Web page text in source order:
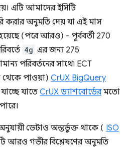
এটি আমাদের ইসিটি
করার অনুমতি দেয় যা এই মাস
(পরে আরও) - পূর্ববর্তী 270
4g এর জন্য 275
পরিবর্তনের সাথে৷ ECT
থেকে পাওয়া) CrUX BigQuery
যাতেCrUX ড্যাশবোর্ডেরমতো
ডেটাও অন্তর্ভুক্ত থাকে ( ISO
আরও গভীর বিশ্লেষণের অনুমতি